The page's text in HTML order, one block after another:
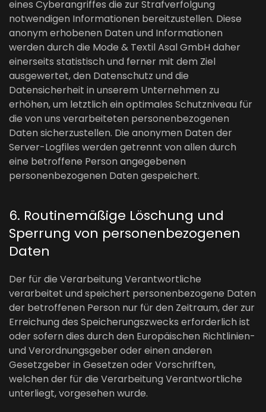
eines Cyberangriffes die zur Strafverfolgung
notwendigen Informationen bereitzustellen. Diese
anonym erhobenen Daten und Informationen
werden durch die Mode & Textil Asal GmbH daher
einerseits statistisch und ferner mit dem Ziel
ausgewertet, den Datenschutz und die
Datensicherheit in unserem Unternehmen zu
erhöhen, um letztlich ein optimales Schutzniveau für
die von uns verarbeiteten personenbezogenen
Daten sicherzustellen. Die anonymen Daten der
Server-Logfiles werden getrennt von allen durch
eine betroffene Person angegebenen
personenbezogenen Daten gespeichert.
6. Routinemäßige Löschung und
Sperrung von personenbezogenen
Daten
Der für die Verarbeitung Verantwortliche
verarbeitet und speichert personenbezogene Daten
der betroffenen Person nur für den Zeitraum, der zur
Erreichung des Speicherungszwecks erforderlich ist
oder sofern dies durch den Europäischen Richtlinien-
und Verordnungsgeber oder einen anderen
Gesetzgeber in Gesetzen oder Vorschriften,
welchen der für die Verarbeitung Verantwortliche
unterliegt, vorgesehen wurde.